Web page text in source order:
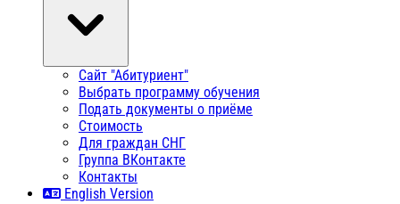
Сайт "Абитуриент"
Выбрать программу обучения
Подать документы о приёме
Стоимость
Для граждан СНГ
Группа ВКонтакте
Контакты
English Version